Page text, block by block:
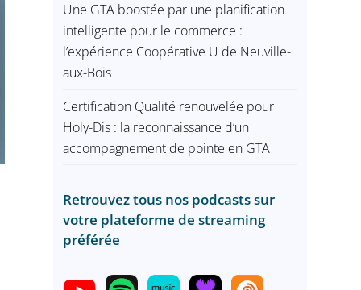
Une GTA boostée par une planification
intelligente pour le commerce :
l’expérience Coopérative U de Neuville-
aux-Bois
Certification Qualité renouvelée pour
Holy-Dis : la reconnaissance d’un
accompagnement de pointe en GTA
Retrouvez tous nos podcasts sur
votre plateforme de streaming
préférée